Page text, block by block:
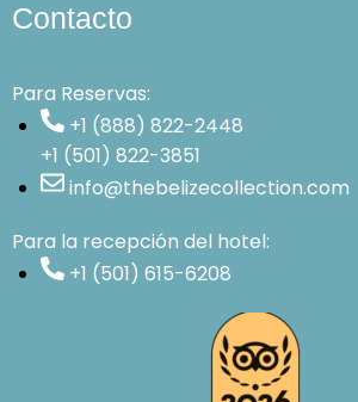
Contacto
Para Reservas:
+1 (888) 822-2448
+1 (501) 822-3851
info@thebelizecollection.com
Para la recepción del hotel:
+1 (501) 615-6208